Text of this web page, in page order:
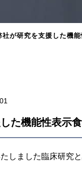
社が研究を支援した機
た機能性表示
しました臨床研究